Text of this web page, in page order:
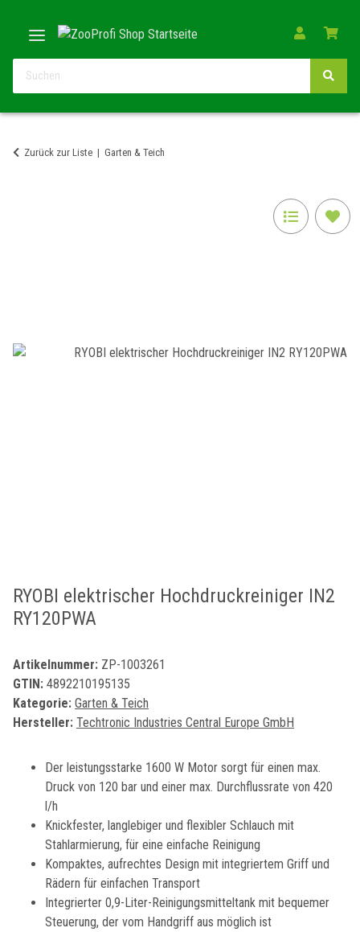
Zurück zur Liste Garten & Teich
RYOBI elektrischer Hochdruckreiniger IN2
RY120PWA
Artikelnummer: ZP-1003261
GTIN: 4892210195135
Kategorie: Garten & Teich
Hersteller: Techtronic Industries Central Europe GmbH
Der leistungsstarke 1600 W Motor sorgt für einen max.
Druck von 120 bar und einer max. Durchflussrate von 420
l/h
Knickfester, langlebiger und flexibler Schlauch mit
Stahlarmierung, für eine einfache Reinigung
Kompaktes, aufrechtes Design mit integriertem Griff und
Rädern für einfachen Transport
Integrierter 0,9-Liter-Reinigungsmitteltank mit bequemer
Steuerung, der vom Handgriff aus möglich ist